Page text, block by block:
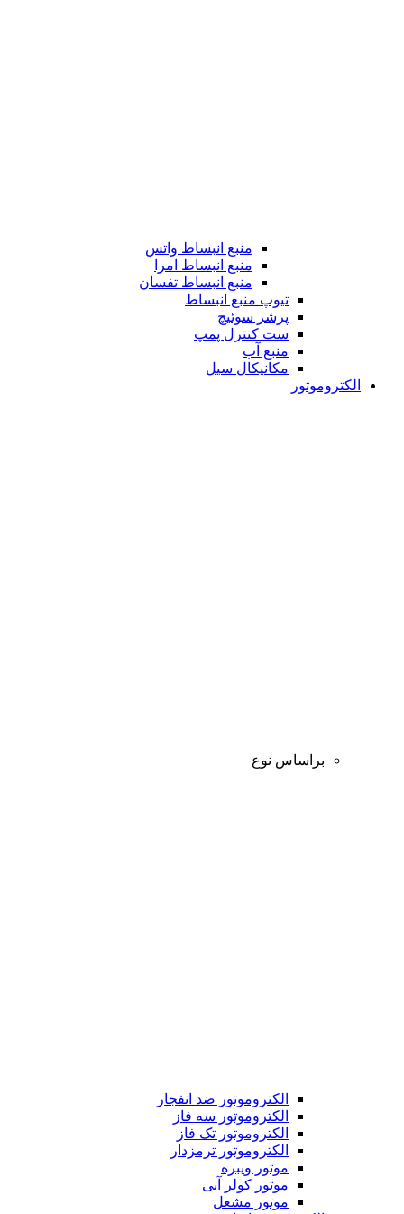
منبع انبساط واتس
منبع انبساط امرا
منبع انبساط تفسان
تیوپ منبع انبساط
پرشر سوئیچ
ست کنترل پمپ
منبع آب
مکانیکال سیل
الکتروموتور
براساس نوع
الکتروموتور ضد انفجار
الکتروموتور سه فاز
الکتروموتور تک فاز
الکتروموتور ترمزدار
موتور ویبره
موتور کولر آبی
موتور مشعل